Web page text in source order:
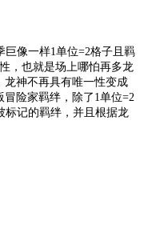
巨像一样1单位=2格子且羁
，也就是场上哪怕再多龙
龙神不再具有唯一性变成
险家羁绊，除了1单位=2
标记的羁绊，并且根据龙